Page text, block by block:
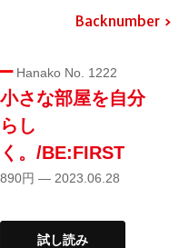
Backnumber
Hanako No. 1222
小さな部屋を自分
らし
く。/BE:FIRST
890円 — 2023.06.28
試し読み